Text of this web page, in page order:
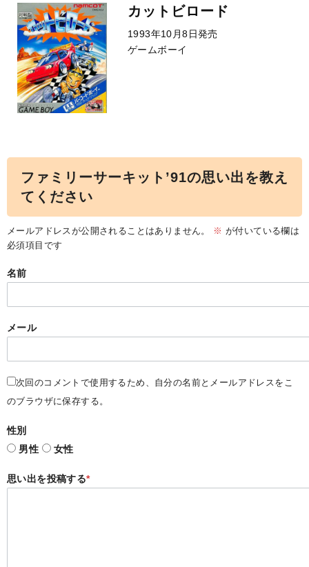
カットビロード
1993年10月8日発売
ゲームボーイ
ファミリーサーキット’91の思い出を教え
てください
メールアドレスが公開されることはありません。 ※ が付いている欄は
必須項目です
名前
メール
次回のコメントで使用するため、自分の名前とメールアドレスをこ
のブラウザに保存する。
性別
男性
女性
思い出を投稿する*